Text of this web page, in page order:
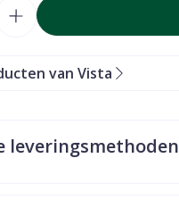
van Vista
leveringsmethoden